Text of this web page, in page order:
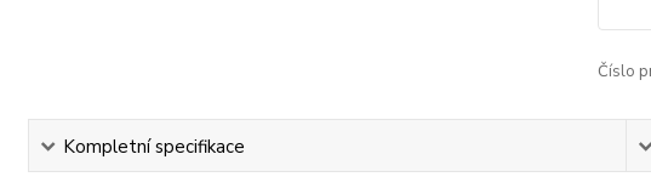
Číslo
Kompletní specifikace